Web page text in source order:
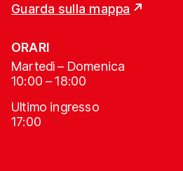
Guarda sulla mappa
ORARI
Martedì – Domenica
10:00 – 18:00
Ultimo ingresso
17:00